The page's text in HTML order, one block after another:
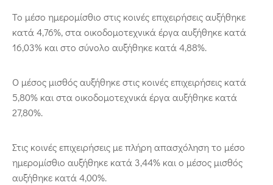
Το μέσο ημερομίσθιο στις κοινές επιχειρήσεις αυξήθηκε
κατά 4,76%, στα οικοδομοτεχνικά έργα αυξήθηκε κατά
16,03% και στο σύνολο αυξήθηκε κατά 4,88%.
Ο μέσος μισθός αυξήθηκε στις κοινές επιχειρήσεις κατά
5,80% και στα οικοδομοτεχνικά έργα αυξήθηκε κατά
27,80%.
Στις κοινές επιχειρήσεις με πλήρη απασχόληση το μέσο
ημερομίσθιο αυξήθηκε κατά 3,44% και ο μέσος μισθός
αυξήθηκε κατά 4,00%.